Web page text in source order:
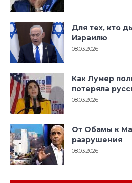
Для тех, кто
Израилю
08.03.2026
Как Лумер
потеряла
08.03.2026
От Обамы к
разрушения
08.03.2026